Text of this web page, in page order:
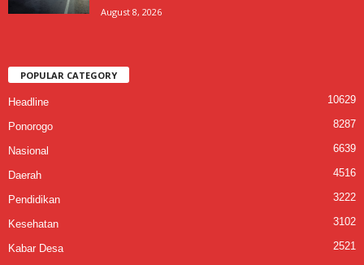
August 8, 2026
POPULAR CATEGORY
Headline 10629
Ponorogo 8287
Nasional 6639
Daerah 4516
Pendidikan 3222
Kesehatan 3102
Kabar Desa 2521